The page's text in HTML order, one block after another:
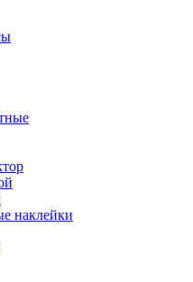
наклейки